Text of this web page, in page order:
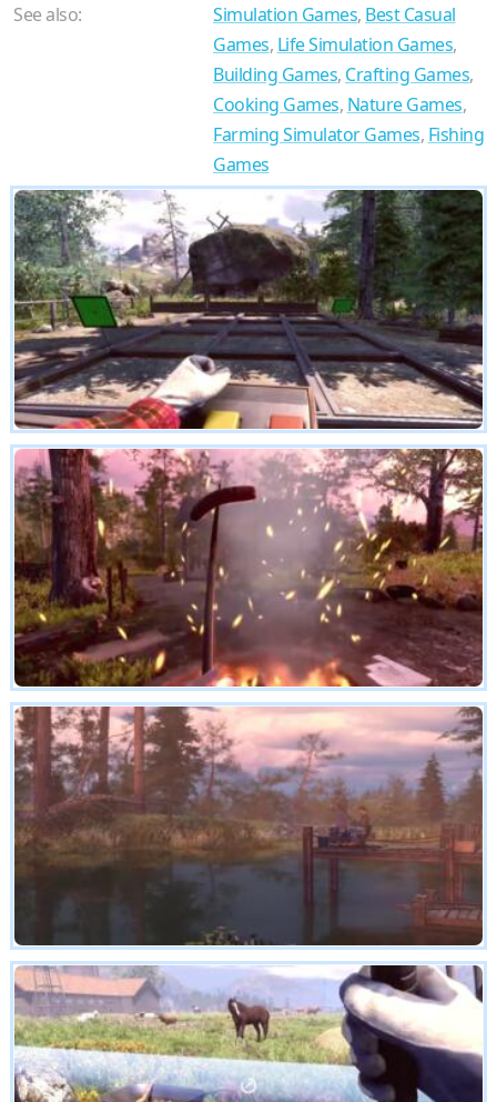
See also:
Simulation Games, Best Casual
Games, Life Simulation Games,
Building Games, Crafting Games,
Cooking Games, Nature Games,
Farming Simulator Games, Fishing
Games